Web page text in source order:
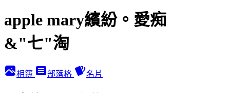
apple mary繽紛。愛痴
&"七"淘
相簿 部落格 名片